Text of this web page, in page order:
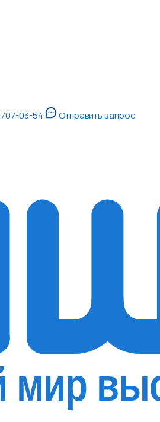
03-54 Отправить запрос